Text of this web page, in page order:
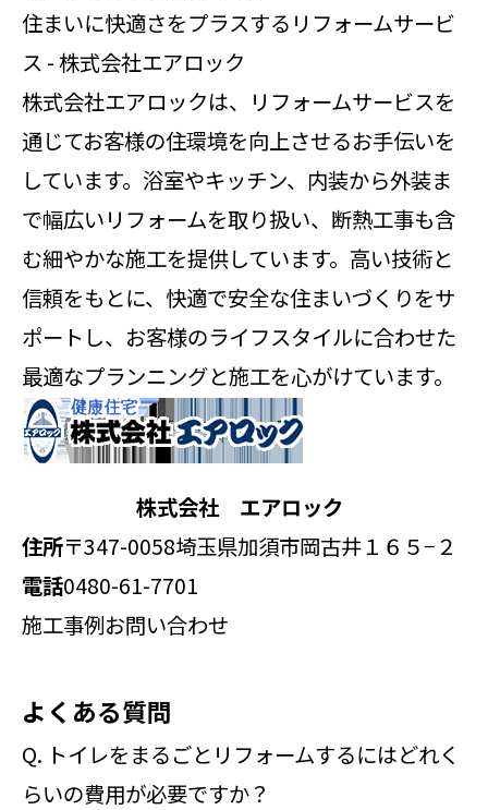
住まいに快適さをプラスするリフォームサービ
ス - 株式会社エアロック
株式会社エアロックは、リフォームサービスを
通じてお客様の住環境を向上させるお手伝いを
しています。浴室やキッチン、内装から外装ま
で幅広いリフォームを取り扱い、断熱工事も含
む細やかな施工を提供しています。高い技術と
信頼をもとに、快適で安全な住まいづくりをサ
ポートし、お客様のライフスタイルに合わせた
最適なプランニングと施工を心がけています。
株式会社 エアロック
住所〒347-0058埼玉県加須市岡古井１６５−２
電話0480-61-7701
施工事例お問い合わせ
よくある質問
Q. トイレをまるごとリフォームするにはどれく
らいの費用が必要ですか？